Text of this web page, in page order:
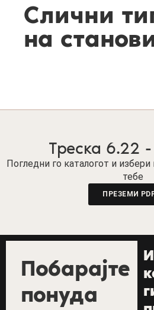
Слични
на
Треска 6.22 -
Погледни го каталогот и
тебе
ПРЕЗЕМИ
Побарајте
понуда